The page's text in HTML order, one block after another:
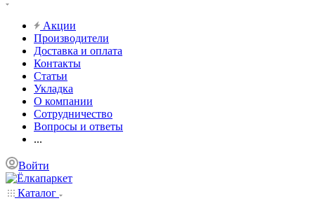
Акции
Производители
Доставка и оплата
Контакты
Статьи
Укладка
О компании
Сотрудничество
Вопросы и ответы
...
Войти
Каталог